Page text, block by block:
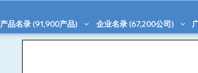
产品名录 (91,900产品) 企业名录 (67,200公司)